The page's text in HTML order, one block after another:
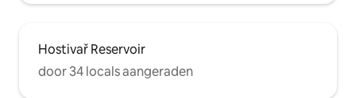
Hostivař Reservoir
door 34 locals aangeraden